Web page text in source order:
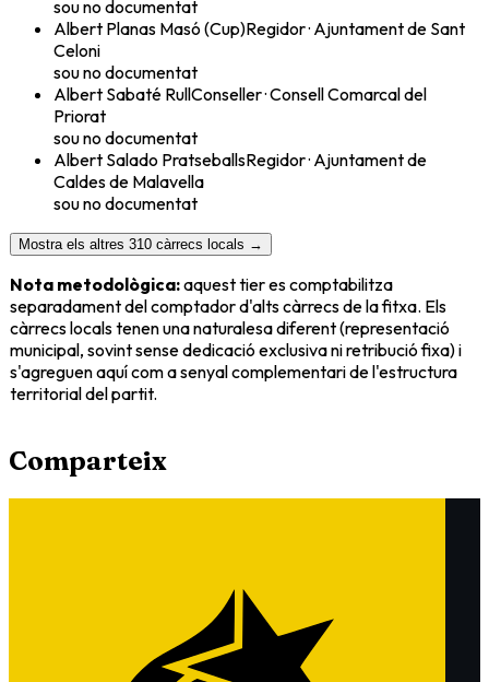
sou no documentat
Albert Planas Masó (Cup)Regidor· Ajuntament de Sant
Celoni
sou no documentat
Albert Sabaté RullConseller·Consell Comarcal del
Priorat
sou no documentat
Albert Salado PratseballsRegidor· Ajuntament de
Caldes de Malavella
sou no documentat
Mostra els altres 310 càrrecs locals →
Nota metodològica:aquest tier es comptabilitza
separadamentdel comptador d'alts càrrecs de la fitxa. Els
càrrecs locals tenen una naturalesa diferent (representació
municipal, sovint sense dedicació exclusiva ni retribució fixa) i
s'agreguen aquí com a senyal complementari de l'estructura
territorial del partit.
Comparteix